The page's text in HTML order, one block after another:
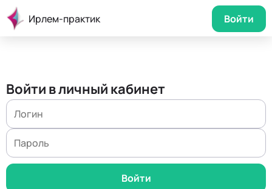
Ирлем-практик Войти
Войти в личный кабинет